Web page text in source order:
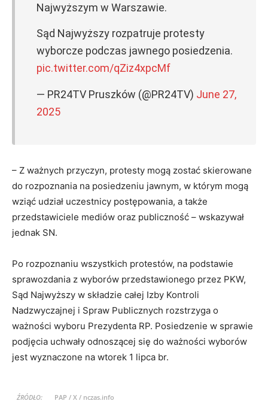
Najwyższym w Warszawie.
Sąd Najwyższy rozpatruje protesty
wyborcze podczas jawnego posiedzenia.
pic.twitter.com/qZiz4xpcMf
— PR24TV Pruszków (@PR24TV) June 27,
2025
– Z ważnych przyczyn, protesty mogą zostać skierowane
do rozpoznania na posiedzeniu jawnym, w którym mogą
wziąć udział uczestnicy postępowania, a także
przedstawiciele mediów oraz publiczność – wskazywał
jednak SN.
Po rozpoznaniu wszystkich protestów, na podstawie
sprawozdania z wyborów przedstawionego przez PKW,
Sąd Najwyższy w składzie całej Izby Kontroli
Nadzwyczajnej i Spraw Publicznych rozstrzyga o
ważności wyboru Prezydenta RP. Posiedzenie w sprawie
podjęcia uchwały odnoszącej się do ważności wyborów
jest wyznaczone na wtorek 1 lipca br.
ŹRÓDŁO:
PAP / X / nczas.info